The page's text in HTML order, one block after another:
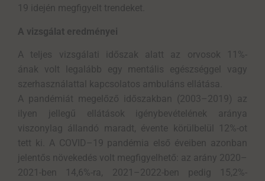
19 idején megfigyelt trendeket.
A vizsgálat eredményei
A teljes vizsgálati időszak alatt az orvosok 11%-
ának volt legalább egy mentális egészséggel vagy
szerhasználattal kapcsolatos ambuláns ellátása.
A pandémiát megelőző időszakban (2003–2019) az
ilyen jellegű ellátások igénybevételének aránya
viszonylag állandó maradt, évente körülbelül 12%-ot
tett ki. A COVID–19 pandémia első éveiben azonban
jelentős növekedés volt megfigyelhető: az arány 2020–
2021-ben 14,6%-ra, 2021–2022-ben pedig 15,2%-